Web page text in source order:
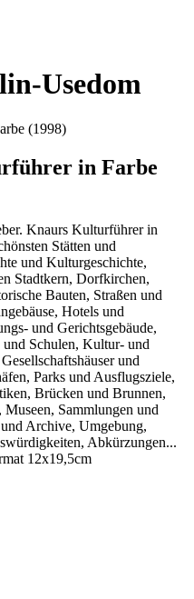
Usedom
in Farbe
Knaurs Kulturführer in
Stätten und
und Kulturgeschichte,
Stadtkern, Dorfkirchen,
Bauten, Straßen und
Hotels und
und Gerichtsgebäude,
und Schulen, Kultur- und
und
Parks und Ausflugsziele,
Brücken und Brunnen,
Sammlungen und
Archive, Umgebung,
Abkürzungen...
12x19,5cm